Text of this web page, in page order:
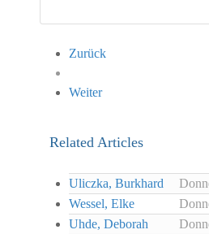
Zurück
Weiter
Related Articles
Uliczka, Burkhard
Wessel, Elke
Uhde, Deborah